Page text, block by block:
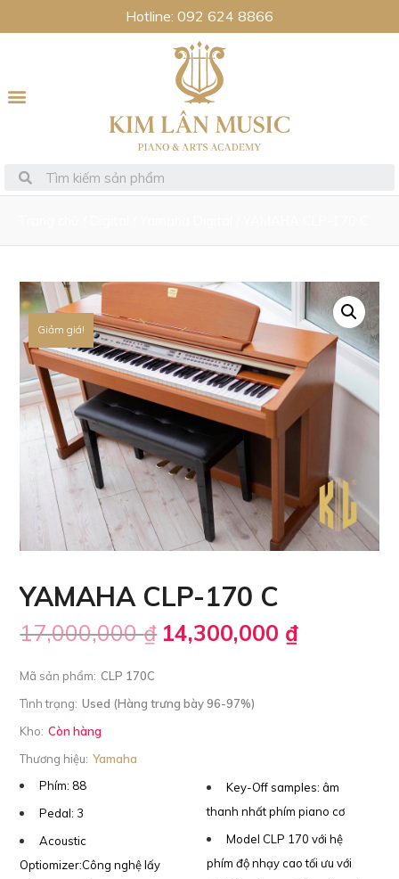
Hotline: 092 624 8866
Giảm giá!
YAMAHA CLP-170 C
17,000,000₫ 14,300,000 ₫
Mã sản phẩm: CLP 170C
Tình trạng: Used (Hàng trưng bày 96-97%)
Kho: Còn hàng
Thương hiệu: Yamaha
Phím: 88
Pedal: 3
Acoustic
Optiomizer:Công nghệ lấy
Key-Off samples: âm
thanh nhất phím piano cơ
Model CLP 170 với hệ
phím độ nhạy cao tối ưu với